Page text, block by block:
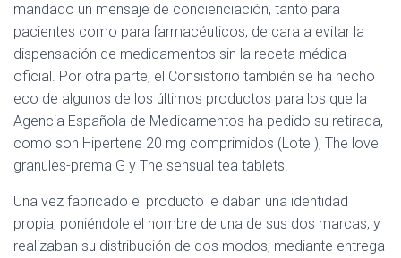
mandado un mensaje de concienciación, tanto para
pacientes como para farmacéuticos, de cara a evitar la
dispensación de medicamentos sin la receta médica
oficial. Por otra parte, el Consistorio también se ha hecho
eco de algunos de los últimos productos para los que la
Agencia Española de Medicamentos ha pedido su retirada,
como son Hipertene 20 mg comprimidos (Lote ), The love
granules-prema G y The sensual tea tablets.
Una vez fabricado el producto le daban una identidad
propia, poniéndole el nombre de una de sus dos marcas, y
realizaban su distribución de dos modos; mediante entrega